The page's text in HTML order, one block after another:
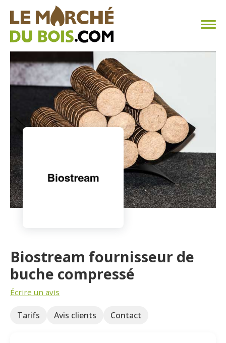
CHAUFFAGE AU BOIS
FAQ
CALCULER SA CONSOMMATION
BLOG
ESPACE PRO
Biostream fournisseur de
buche compressé
Écrire un avis
Tarifs Avis clients Contact